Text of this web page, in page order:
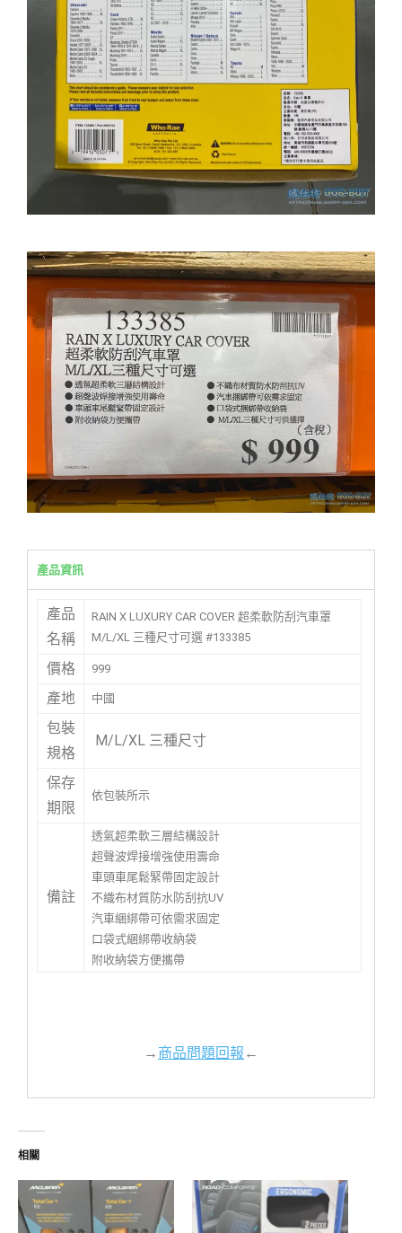
產品資訊
產品
名稱
RAIN X LUXURY CAR COVER 超柔軟防刮汽車罩
M/L/XL 三種尺寸可選 #133385
價格 999
產地 中國
包裝
規格
M/L/XL 三種尺寸
保存
期限
依包裝所示
備註
透氣超柔軟三層結構設計
超聲波焊接增強使用壽命
車頭車尾鬆緊帶固定設計
不織布材質防水防刮抗UV
汽車綑綁帶可依需求固定
口袋式綑綁帶收納袋
附收納袋方便攜帶
→商品問題回報←
相關